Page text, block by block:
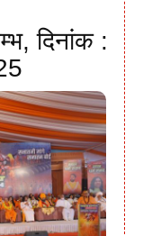
दिनांक :